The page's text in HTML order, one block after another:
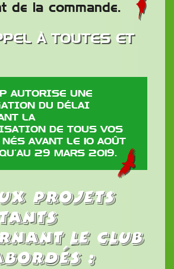
de la commande.
À TOUTES ET
AUTORISE UNE
DU DÉLAI
LA
DE TOUS VOS
AVANT LE 10 AOÛT
29 MARS 2019.
projets
le Club
: